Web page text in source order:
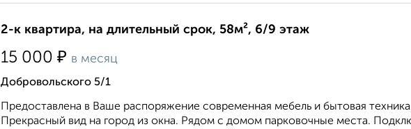
2-к квартира, на длительный срок, 58м², 6/9 этаж
15 000 ₽ в месяц
Добровольского 5/1
Предоставлена в Ваше распоряжение современная мебель и бытовая
Прекрасный вид на город из окна. Рядом с домом парковочные места.